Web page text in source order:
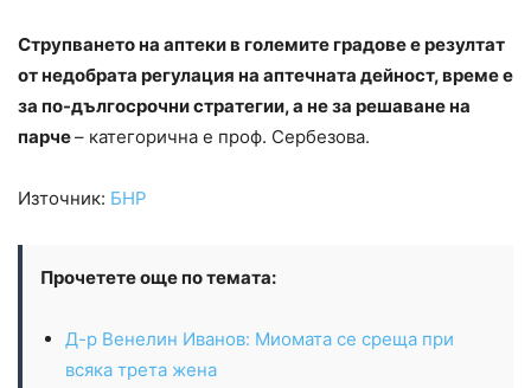
Струпването на аптеки в големите градове е резултат
от недобрата регулация на аптечната дейност, време е
за по-дългосрочни стратегии, а не за решаване на
парче– категорична е проф. Сербезова.
Източник: БНР
Прочетете още по темата:
Д-р Венелин Иванов: Миомата се среща при
всяка трета жена